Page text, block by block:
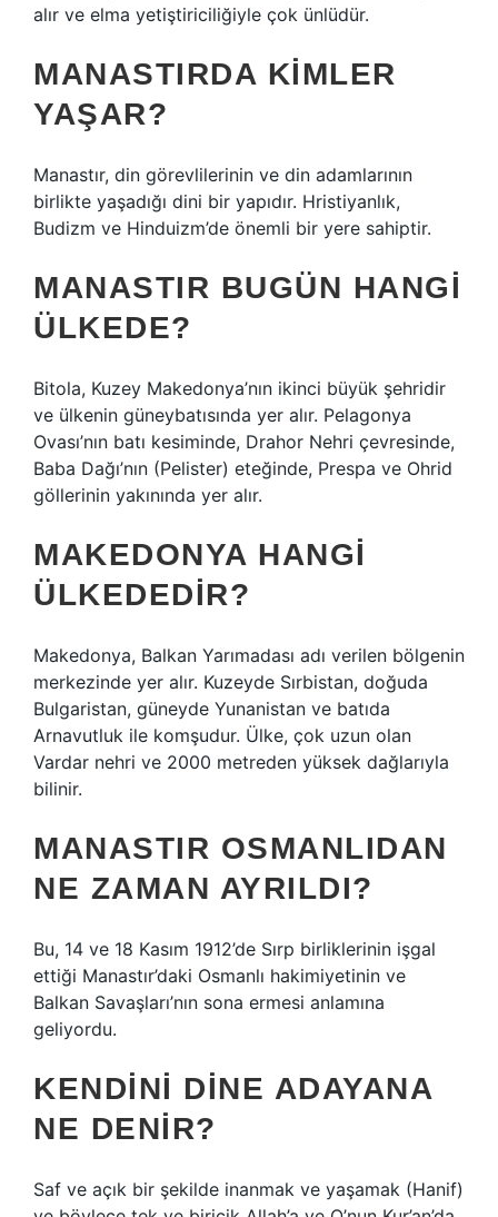
alır ve elma yetiştiriciliğiyle çok ünlüdür.
MANASTIRDA KIMLER
YAŞAR?
Manastır, din görevlilerinin ve din adamlarının
birlikte yaşadığı dini bir yapıdır. Hristiyanlık,
Budizm ve Hinduizm’de önemli bir yere sahiptir.
MANASTIR BUGÜN HANGI
ÜLKEDE?
Bitola, Kuzey Makedonya’nın ikinci büyük şehridir
ve ülkenin güneybatısında yer alır. Pelagonya
Ovası’nın batı kesiminde, Drahor Nehri çevresinde,
Baba Dağı’nın (Pelister) eteğinde, Prespa ve Ohrid
göllerinin yakınında yer alır.
MAKEDONYA HANGI
ÜLKEDEDIR?
Makedonya, Balkan Yarımadası adı verilen bölgenin
merkezinde yer alır. Kuzeyde Sırbistan, doğuda
Bulgaristan, güneyde Yunanistan ve batıda
Arnavutluk ile komşudur. Ülke, çok uzun olan
Vardar nehri ve 2000 metreden yüksek dağlarıyla
bilinir.
MANASTIR OSMANLIDAN
NE ZAMAN AYRILDI?
Bu, 14 ve 18 Kasım 1912’de Sırp birliklerinin işgal
ettiği Manastır’daki Osmanlı hakimiyetinin ve
Balkan Savaşları’nın sona ermesi anlamına
geliyordu.
KENDINI DINE ADAYANA
NE DENIR?
Saf ve açık bir şekilde inanmak ve yaşamak (Hanif)